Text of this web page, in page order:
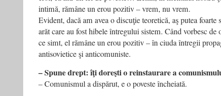
intimă, rămâne un erou pozitiv – vrem, nu vrem.
Evident, dacă am avea o discuţie teoretică, aş putea
arăt care au fost hibele întregului sistem. Când vorbesc de
ce simt, el rămâne un erou pozitiv – în ciuda întregii
antisovietice şi anticomuniste.
– Spune drept: îţi doreşti o reinstaurare a
– Comunismul a dispărut, e o poveste încheiată.